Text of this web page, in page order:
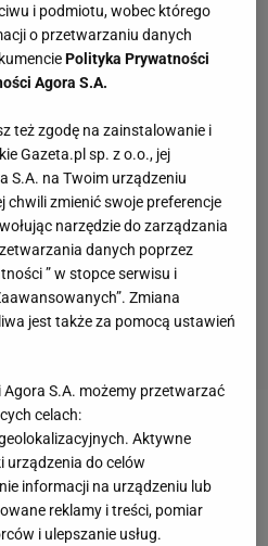
Mameda
Narkunem. Walka ta będzie
w historii
status legendy KSW,
i podmiotu, wobec którego
o przetwarzaniu danych
Polityka Prywatności
Agora S.A.
też zgodę na zainstalowanie i
Gazeta.pl sp. z o.o., jej
S.A. na Twoim urządzeniu
chwili zmienić swoje preferencje
narzędzie do zarządzania
danych poprzez
” w stopce serwisu i
Zmiana
jest także za pomocą ustawień
S.A. możemy przetwarzać
celach:
Aktywne
do celów
informacji na urządzeniu lub
reklamy i treści, pomiar
i ulepszanie usług.